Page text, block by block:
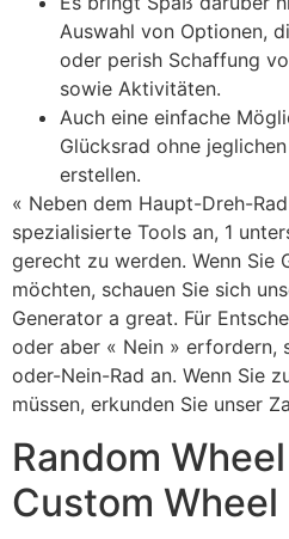
Auswahl von Optionen,
oder perish Schaffung
sowie Aktivitäten.
Auch eine einfache
Glücksrad ohne
erstellen.
« Neben dem Haupt-Dreh-
spezialisierte Tools an, 1
gerecht zu werden. Wenn Sie
möchten, schauen Sie sich
Generator a great. Für
oder aber « Nein » erfordern,
oder-Nein-Rad an. Wenn Sie
müssen, erkunden Sie unser
Random
Custom Wheel